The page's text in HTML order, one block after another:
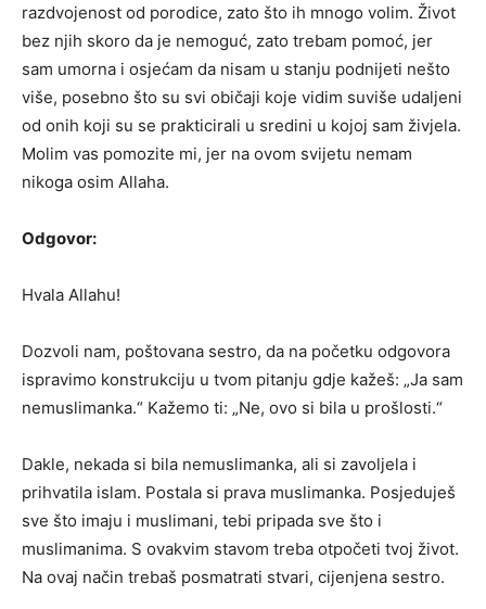
razdvojenost od porodice, zato što ih mnogo volim. Život
bez njih skoro da je nemoguć, zato trebam pomoć, jer
sam umorna i osjećam da nisam u stanju podnijeti nešto
više, posebno što su svi običaji koje vidim suviše udaljeni
od onih koji su se prakticirali u sredini u kojoj sam živjela.
Molim vas pomozite mi, jer na ovom svijetu nemam
nikoga osim Allaha.
Odgovor:
Hvala Allahu!
Dozvoli nam, poštovana sestro, da na početku odgovora
ispravimo konstrukciju u tvom pitanju gdje kažeš: „Ja sam
nemuslimanka.“ Kažemo ti: „Ne, ovo si bila u prošlosti.“
Dakle, nekada si bila nemuslimanka, ali si zavoljela i
prihvatila islam. Postala si prava muslimanka. Posjeduješ
sve što imaju i muslimani, tebi pripada sve što i
muslimanima. S ovakvim stavom treba otpočeti tvoj život.
Na ovaj način trebaš posmatrati stvari, cijenjena sestro.